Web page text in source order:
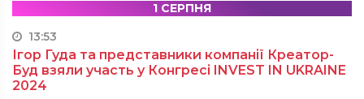
1 СЕРПНЯ
13:53
Ігор Гуда та представники компанії Креатор-
Буд взяли участь у Конгресі INVEST IN UKRAINE
2024